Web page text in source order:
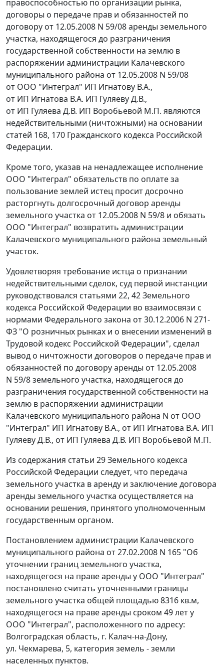
правоспособностью по организации рынка,
договоры о передаче прав и обязанностей по
договору от 12.05.2008 N 59/08 аренды земельного
участка, находящегося до разграничения
государственной собственности на землю в
распоряжении администрации Калачевского
муниципального района от 12.05.2008 N 59/08
от ООО "Интеграл" ИП Игнатову В.А.,
от ИП Игнатова В.А. ИП Гуляеву Д.В.,
от ИП Гуляева Д.В. ИП Воробьевой М.П. являются
недействительными (ничтожными) на основании
статей 168, 170 Гражданского кодекса Российской
Федерации.
Кроме того, указав на ненадлежащее исполнение
ООО "Интеграл" обязательств по оплате за
пользование землей истец просит досрочно
расторгнуть долгосрочный договор аренды
земельного участка от 12.05.2008 N 59/8 и обязать
ООО "Интеграл" возвратить администрации
Калачевского муниципального района земельный
участок.
Удовлетворяя требование истца о признании
недействительными сделок, суд первой инстанции
руководствовался статьями 22, 42Земельного
кодекса Российской Федерации во взаимосвязи с
нормами Федерального закона от 30.12.2006 N 271-
ФЗ "О розничных рынках и о внесении изменений в
Трудовой кодекс Российской Федерации", сделал
вывод о ничтожности договоров о передаче прав и
обязанностей по договору аренды от 12.05.2008
N 59/8 земельного участка, находящегося до
разграничения государственной собственности на
землю в распоряжении администрации
Калачевского муниципального района N от ООО
"Интеграл" ИП Игнатову В.А., от ИП Игнатова В.А. ИП
Гуляеву Д.В., от ИП Гуляева Д.В. ИП Воробьевой М.П.
Из содержания статьи 29Земельного кодекса
Российской Федерации следует, что передача
земельного участка в аренду и заключение договора
аренды земельного участка осуществляется на
основании решения, принятого уполномоченным
государственным органом.
Постановлением администрации Калачевского
муниципального района от 27.02.2008 N 165 "Об
уточнении границ земельного участка,
находящегося на праве аренды у ООО "Интеграл"
постановлено считать уточненными границы
земельного участка общей площадью 8316 кв.м,
находящегося на праве аренды сроком 49 лет у
ООО "Интеграл", расположенного по адресу:
Волгоградская область, г. Калач-на-Дону,
ул. Чекмарева, 5, категория земель - земли
населенных пунктов.